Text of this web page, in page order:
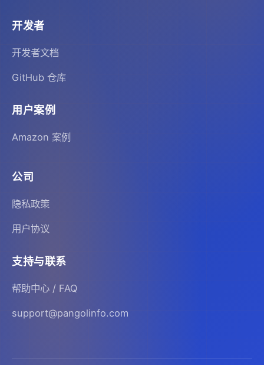
开发者
开发者文档
GitHub 仓库
用户案例
Amazon 案例
公司
隐私政策
用户协议
支持与联系
帮助中心 / FAQ
support@pangolinfo.com